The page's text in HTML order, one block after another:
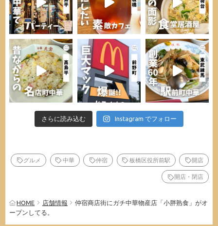
さらに読み込む Instagram でフォロー
グルメ 中華 仲宿 板橋区役所前駅 開店
開店・閉店
HOME 店舗情報
仲宿商店街にガチ中華物産店「小胖熟食」がオ
ープンしてる。